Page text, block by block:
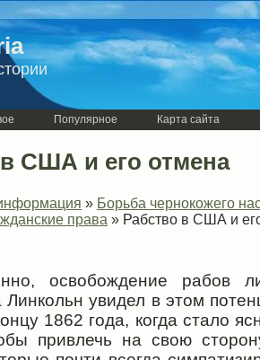
Популярное Карта сайта
США и его отмена
» Борьба чернокожего
права » Рабство в США и
освобождение рабов
Линкольн увидел в этом
1862 года, когда стало
привлечь на свою